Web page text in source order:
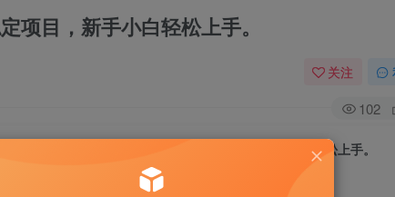
项目，新手小白轻松上手。
关注
102
划 单账号月入3000-5000，长期稳定项目，新手小白轻松上手。
阅读，请付费后查看